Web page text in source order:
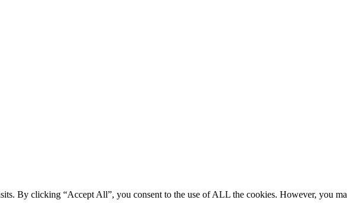
By clicking “Accept All”, you consent to the use of ALL the cookies. However, you